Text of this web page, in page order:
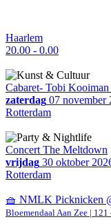
Haarlem
20.00 - 0.00
Cabaret- Tobi
zaterdag 07 november
Rotterdam
Concert The Meltdown
vrijdag 30 oktober
Rotterdam
🧺 NMLK Picknicken
Bloemendaal Aan Zee | 121